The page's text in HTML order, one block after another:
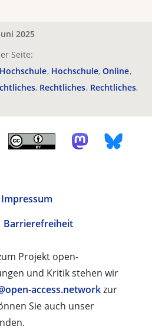
2025
Seite:
Hochschule Hochschule Online
Rechtliches Rechtliches
Impressum
Barrierefreiheit
Projekt open-
und Kritik stehen wir
access.networkzur
Sie auch unser